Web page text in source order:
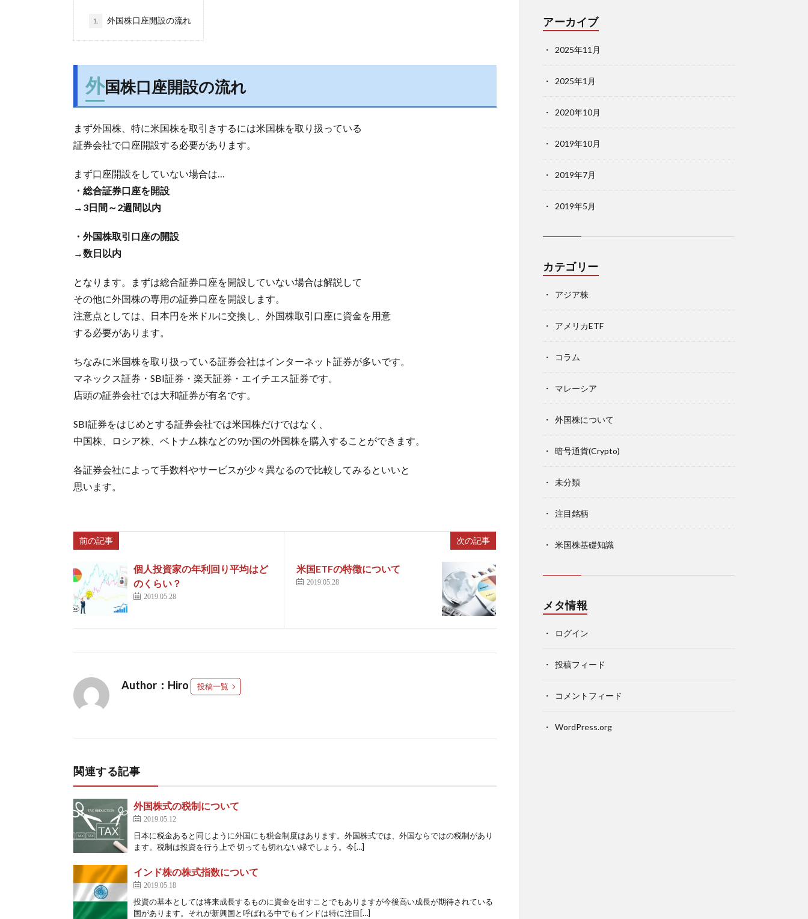
1. 外国株口座開設の流れ
外国株口座開設の流れ
まず外国株、特に米国株を取引きするには米国株を取り扱っている
証券会社で口座開設する必要があります。
まず口座開設をしていない場合は…
・総合証券口座を開設
→3日間～2週間以内
・外国株取引口座の開設
→数日以内
となります。まずは総合証券口座を開設していない場合は解説して
その他に外国株の専用の証券口座を開設します。
注意点としては、日本円を米ドルに交換し、外国株取引口座に資金を用意
する必要があります。
ちなみに米国株を取り扱っている証券会社はインターネット証券が多いです。
マネックス証券・SBI証券・楽天証券・エイチエス証券です。
店頭の証券会社では大和証券が有名です。
SBI証券をはじめとする証券会社では米国株だけではなく、
中国株、ロシア株、ベトナム株などの9か国の外国株を購入することができます。
各証券会社によって手数料やサービスが少々異なるので比較してみるといいと
思います。
前の記事
個人投資家の年利回り平均はど
のくらい？
2019.05.28
次の記事
米国ETFの特徴について
2019.05.28
Author：Hiro 投稿一覧
関連する記事
外国株式の税制について
2019.05.12
日本に税金あると同じように外国にも税金制度はあります。外国株式では、外国ならではの税制があり
ます。税制は投資を行う上で 切っても切れない縁でしょう。今[…]
インド株の株式指数について
2019.05.18
投資の基本としては将来成長するものに資金を出すことでもありますが今後高い成長が期待されている
国があります。それが新興国と呼ばれる中でもインドは特に注目[…]
アーカイブ
2025年11月
2025年1月
2020年10月
2019年10月
2019年7月
2019年5月
カテゴリー
アジア株
アメリカETF
コラム
マレーシア
外国株について
暗号通貨(Crypto)
未分類
注目銘柄
米国株基礎知識
メタ情報
ログイン
投稿フィード
コメントフィード
WordPress.org